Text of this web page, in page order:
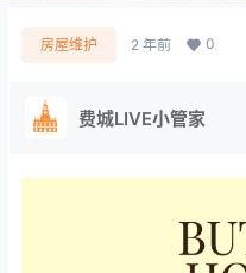
房屋维护 2 年前 0
费城LIVE小管家